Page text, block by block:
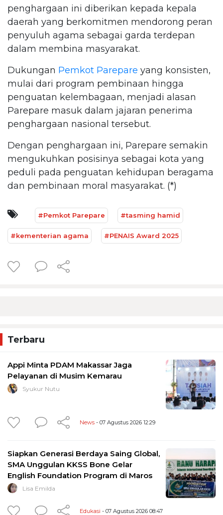
penghargaan ini diberikan kepada kepala
daerah yang berkomitmen mendorong peran
penyuluh agama sebagai garda terdepan
dalam membina masyarakat.
Dukungan Pemkot Parepare yang konsisten,
mulai dari program pembinaan hingga
penguatan kelembagaan, menjadi alasan
Parepare masuk dalam jajaran penerima
penghargaan nasional tersebut.
Dengan penghargaan ini, Parepare semakin
mengukuhkan posisinya sebagai kota yang
peduli pada penguatan kehidupan beragama
dan pembinaan moral masyarakat. (*)
#Pemkot Parepare #tasming hamid
#kementerian agama #PENAIS Award 2025
Terbaru
Appi Minta PDAM Makassar Jaga
Pelayanan di Musim Kemarau
Syukur Nutu
News - 07 Agustus 2026 12:29
Siapkan Generasi Berdaya Saing Global,
SMA Unggulan KKSS Bone Gelar
English Foundation Program di Maros
Lisa Emilda
Edukasi - 07 Agustus 2026 08:47